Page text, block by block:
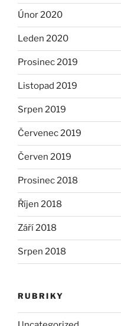
Únor 2020
Leden 2020
Prosinec 2019
Listopad 2019
Srpen 2019
Červenec 2019
Červen 2019
Prosinec 2018
Říjen 2018
Září 2018
Srpen 2018
RUBRIKY